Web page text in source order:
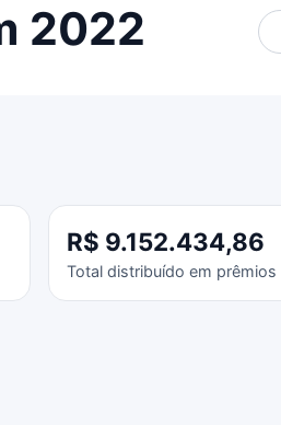
2022
R$ 9.152.434,86
Total distribuído em prêmios